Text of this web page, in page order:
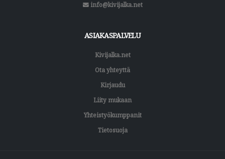
info@kivijalka.net
ASIAKASPALVELU
Kivijalka.net
Ota yhteyttä
Kirjaudu
Liity mukaan
Yhteistyökumppanit
Tietosuoja